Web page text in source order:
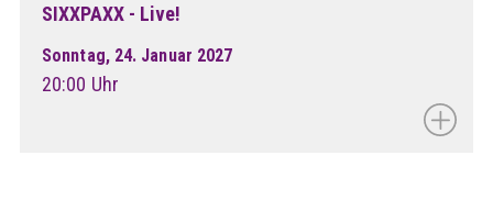
SIXXPAXX - Live!
Sonntag, 24. Januar 2027
20:00 Uhr